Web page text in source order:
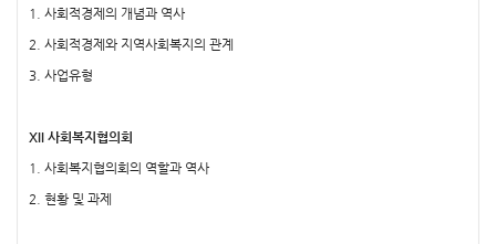
1. 사회적경제의 개념과 역사
2. 사회적경제와 지역사회복지의 관계
3. 사업유형
XII 사회복지협의회
1. 사회복지협의회의 역할과 역사
2. 현황 및 과제